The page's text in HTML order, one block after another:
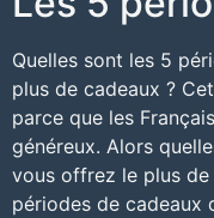
Quelles sont les 5
plus de cadeaux ?
parce que les
généreux. Alors
vous offrez le plus de
périodes de cadeaux